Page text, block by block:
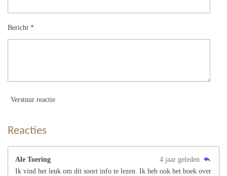
Bericht *
Verstuur reactie
Reacties
Ale Toering
4 jaar geleden
Ik vind het leuk om dit soort info te lezen. Ik heb ook het boek over